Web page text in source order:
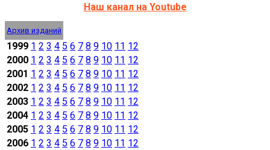
Наш канал на Youtube
Архив изданий
1999 1 2 3 4 5 6 7 8 9 10 11 12
2000 1 2 3 4 5 6 7 8 9 10 11 12
2001 1 2 3 4 5 6 7 8 9 10 11 12
2002 1 2 3 4 5 6 7 8 9 10 11 12
2003 1 2 3 4 5 6 7 8 9 10 11 12
2004 1 2 3 4 5 6 7 8 9 10 11 12
2005 1 2 3 4 5 6 7 8 9 10 11 12
2006 1 2 3 4 5 6 7 8 9 10 11 12